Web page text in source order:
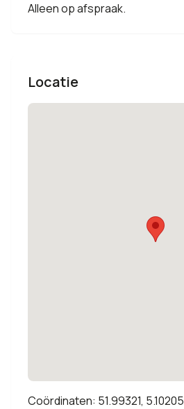
Alleen op afspraak.
Locatie
Coördinaten: 51.99321, 5.10205